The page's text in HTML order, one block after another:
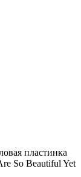
пластинка
So Beautiful Yet